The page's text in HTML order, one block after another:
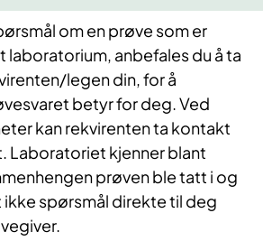
om en prøve som er
laboratorium, anbefales du å ta
legen din, for å
betyr for deg. Ved
kan rekvirenten ta kontakt
Laboratoriet kjenner blant
prøven ble tatt i og
ikke spørsmål direkte til deg